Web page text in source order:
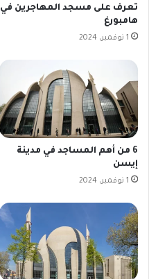
تعرف على مسجد المهاجرين في
هامبورغ
1 نوفمبر، 2024
6 من أهم المساجد في مدينة
إيسن
1 نوفمبر، 2024